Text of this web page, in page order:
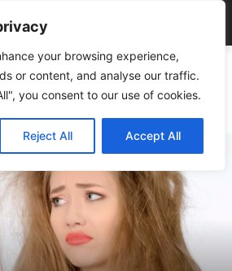
your browsing experience,
or content, and analyse our traffic.
you consent to our use of cookies.
Reject All Accept All